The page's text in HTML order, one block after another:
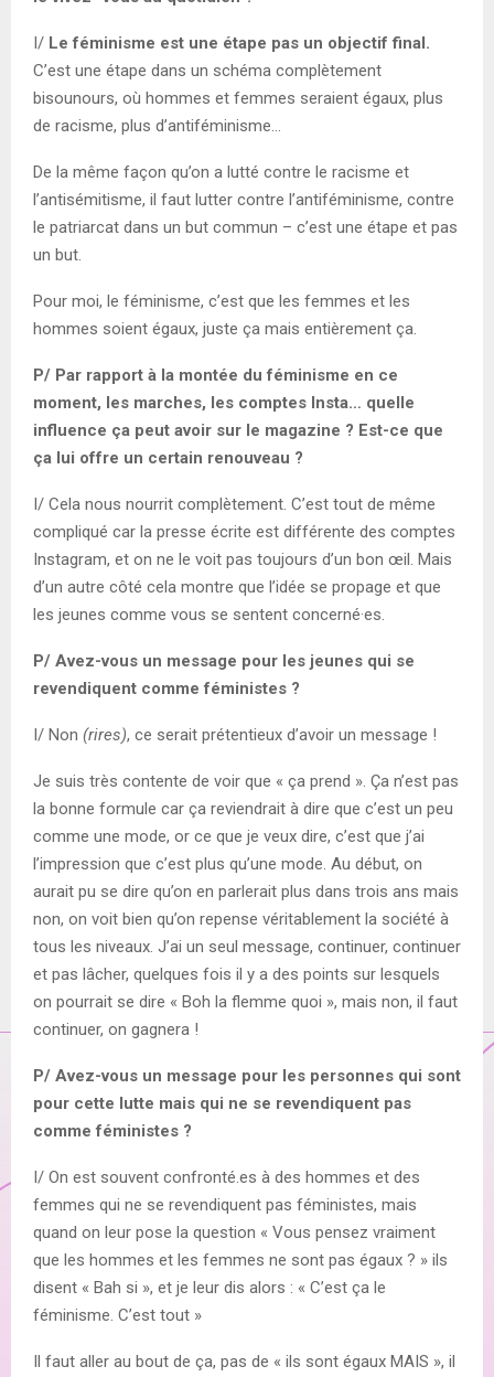
I/ Le féminisme est une étape pas un objectif final.
C’est une étape dans un schéma complètement
bisounours, où hommes et femmes seraient égaux, plus
de racisme, plus d’antiféminisme…
De la même façon qu’on a lutté contre le racisme et
l’antisémitisme, il faut lutter contre l’antiféminisme, contre
le patriarcat dans un but commun – c’est une étape et pas
un but.
Pour moi, le féminisme, c’est que les femmes et les
hommes soient égaux, juste ça mais entièrement ça.
P/ Par rapport à la montée du féminisme en ce
moment, les marches, les comptes Insta… quelle
influence ça peut avoir sur le magazine ? Est-ce que
ça lui offre un certain renouveau ?
I/ Cela nous nourrit complètement. C’est tout de même
compliqué car la presse écrite est différente des comptes
Instagram, et on ne le voit pas toujours d’un bon œil. Mais
d’un autre côté cela montre que l’idée se propage et que
les jeunes comme vous se sentent concerné·es.
P/ Avez-vous un message pour les jeunes qui se
revendiquent comme féministes ?
I/ Non (rires), ce serait prétentieux d’avoir un message !
Je suis très contente de voir que « ça prend ». Ça n’est pas
la bonne formule car ça reviendrait à dire que c’est un peu
comme une mode, or ce que je veux dire, c’est que j’ai
l’impression que c’est plus qu’une mode. Au début, on
aurait pu se dire qu’on en parlerait plus dans trois ans mais
non, on voit bien qu’on repense véritablement la société à
tous les niveaux. J’ai un seul message, continuer, continuer
et pas lâcher, quelques fois il y a des points sur lesquels
on pourrait se dire « Boh la flemme quoi », mais non, il faut
continuer, on gagnera !
P/ Avez-vous un message pour les personnes qui sont
pour cette lutte mais qui ne se revendiquent pas
comme féministes ?
I/ On est souvent confronté.es à des hommes et des
femmes qui ne se revendiquent pas féministes, mais
quand on leur pose la question « Vous pensez vraiment
que les hommes et les femmes ne sont pas égaux ? » ils
disent « Bah si », et je leur dis alors : « C’est ça le
féminisme. C’est tout »
Il faut aller au bout de ça, pas de « ils sont égaux MAIS », il